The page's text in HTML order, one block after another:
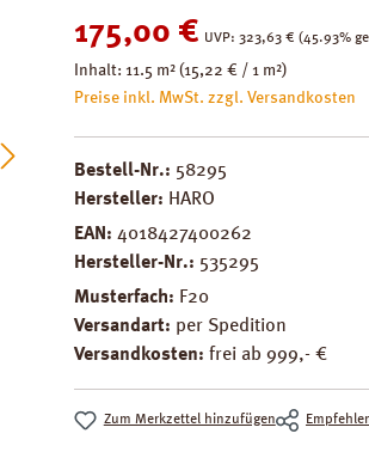
Verkaufspreis:
175,00 € UVP: Regulärer Preis:
323,63 € (45.93%
Inhalt: 11.5 m² (15,22 € / 1 m²)
Preise inkl. MwSt. zzgl. Versandkosten
Bestell-Nr.: 58295
Hersteller: HARO
EAN: 4018427400262
Hersteller-Nr.: 535295
Musterfach: F20
Versandart: per Spedition
Versandkosten: frei ab 999,- €
Zum Merkzettel hinzufügen